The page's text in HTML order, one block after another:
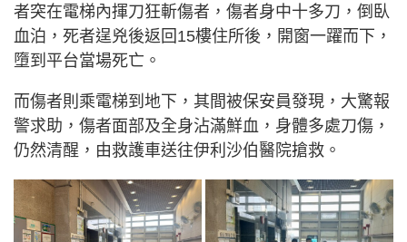
者突在電梯內揮刀狂斬傷者，傷者身中十多刀，倒臥
血泊，死者逞兇後返回15樓住所後，開窗一躍而下，
墮到平台當場死亡。
而傷者則乘電梯到地下，其間被保安員發現，大驚報
警求助，傷者面部及全身沾滿鮮血，身體多處刀傷，
仍然清醒，由救護車送往伊利沙伯醫院搶救。